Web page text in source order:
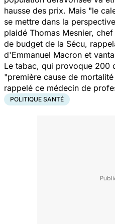
hausse des prix. Mais "le
se mettre dans la
plaidé Thomas Mesnier,
de budget de la Sécu,
d'Emmanuel Macron et
Le tabac, qui provoque 200
"première cause de
rappelé ce médecin de
POLITIQUE SANTÉ